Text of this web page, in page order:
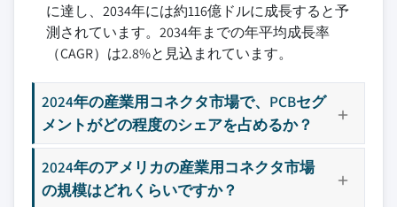
に達し、2034年には約116億ドルに成長すると予
測されています。2034年までの年平均成長率
（CAGR）は2.8%と見込まれています。
2024年の産業用コネクタ市場で、PCBセグ
メントがどの程度のシェアを占めるか？
2024年のアメリカの産業用コネクタ市場
の規模はどれくらいですか？